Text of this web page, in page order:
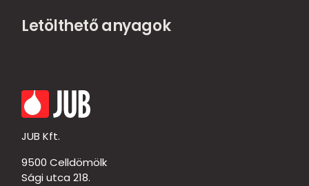
Letölthető anyagok
JUB Kft.
9500 Celldömölk
Sági utca 218.